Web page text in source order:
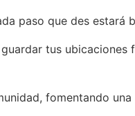
paso que des estará
tus
fomentando